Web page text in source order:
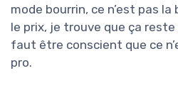
mode bourrin, ce n’est pas
le prix, je trouve que ça
faut être conscient que ce
pro.